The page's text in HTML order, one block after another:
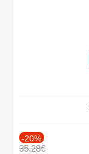
-20%
35.28€